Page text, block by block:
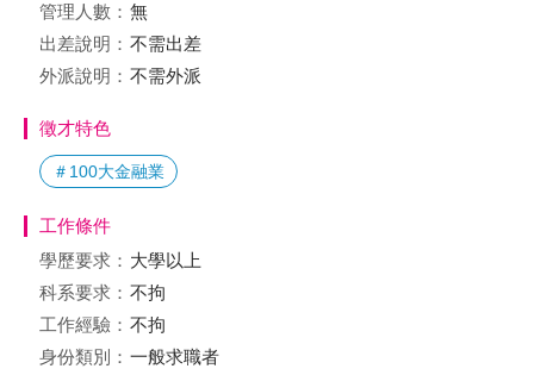
管理人數： 無
出差說明： 不需出差
外派說明： 不需外派
徵才特色
＃100大金融業
工作條件
學歷要求： 大學以上
科系要求： 不拘
工作經驗： 不拘
身份類別： 一般求職者